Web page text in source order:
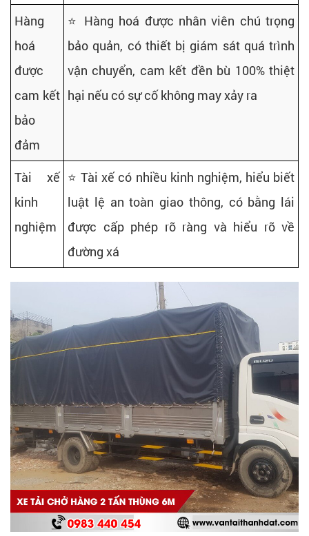
Hàng
hoá
được
cam kết
bảo
đảm
⭐ Hàng hoá được nhân viên chú trọng
bảo quản, có thiết bị giám sát quá trình
vận chuyển, cam kết đền bù 100% thiệt
hại nếu có sự cố không may xảy ra
Tài xế
kinh
nghiệm
⭐ Tài xế có nhiều kinh nghiệm, hiểu biết
luật lệ an toàn giao thông, có bằng lái
được cấp phép rõ ràng và hiểu rõ về
đường xá